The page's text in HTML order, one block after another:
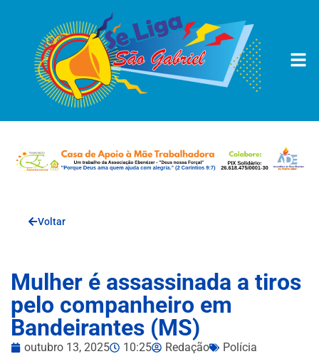
Voltar
Mulher é assassinada a tiros
pelo companheiro em
Bandeirantes (MS)
outubro 13, 2025 10:25 Redação
Polícia